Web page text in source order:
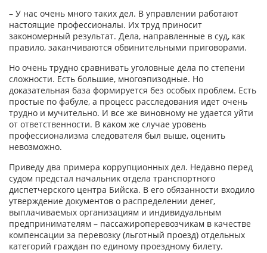
– У нас очень много таких дел. В управлении работают
настоящие профессионалы. Их труд приносит
закономерный результат. Дела, направленные в суд, как
правило, заканчиваются обвинительными приговорами.
Но очень трудно сравнивать уголовные дела по степени
сложности. Есть большие, многоэпизодные. Но
доказательная база формируется без особых проблем. Есть
простые по фабуле, а процесс расследования идет очень
трудно и мучительно. И все же виновному не удается уйти
от ответственности. В каком же случае уровень
профессионализма следователя был выше, оценить
невозможно.
Приведу два примера коррупционных дел. Недавно перед
судом предстал начальник отдела транспортного
диспетчерского центра Бийска. В его обязанности входило
утверждение документов о распределении денег,
выплачиваемых организациям и индивидуальным
предпринимателям – пассажироперевозчикам в качестве
компенсации за перевозку (льготный проезд) отдельных
категорий граждан по единому проездному билету.